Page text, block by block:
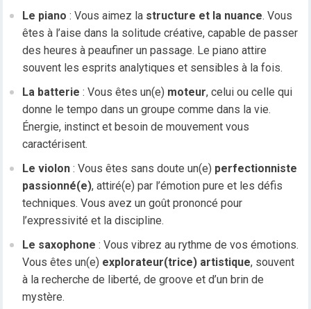
Le piano : Vous aimez la structure et la nuance. Vous
êtes à l’aise dans la solitude créative, capable de passer
des heures à peaufiner un passage. Le piano attire
souvent les esprits analytiques et sensibles à la fois.
La batterie : Vous êtes un(e) moteur, celui ou celle qui
donne le tempo dans un groupe comme dans la vie.
Énergie, instinct et besoin de mouvement vous
caractérisent.
Le violon : Vous êtes sans doute un(e) perfectionniste
passionné(e), attiré(e) par l’émotion pure et les défis
techniques. Vous avez un goût prononcé pour
l’expressivité et la discipline.
Le saxophone : Vous vibrez au rythme de vos émotions.
Vous êtes un(e) explorateur(trice) artistique, souvent
à la recherche de liberté, de groove et d’un brin de
mystère.